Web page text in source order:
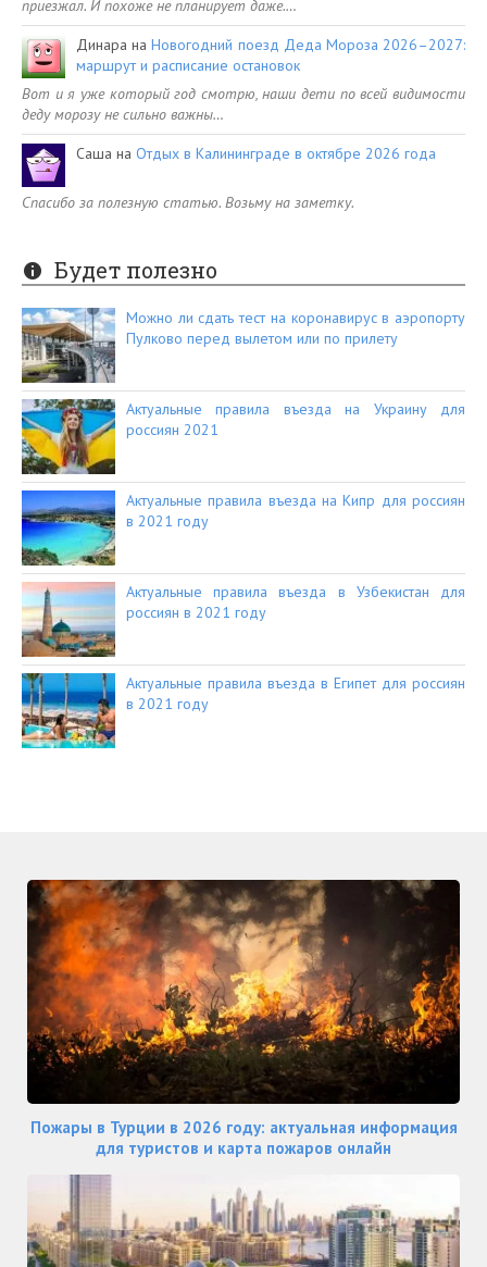
приезжал. И похоже не планирует даже.…
Динара наНовогодний поезд Деда Мороза 2026–2027:
маршрут и расписание остановок
Вот и я уже который год смотрю, наши дети по всей видимости
деду морозу не сильно важны…
Саша на Отдых в Калининграде в октябре 2026 года
Спасибо за полезную статью. Возьму на заметку.
Будет полезно
Можно ли сдать тест на коронавирус в аэропорту
Пулково перед вылетом или по прилету
Актуальные правила въезда на Украину для
россиян 2021
Актуальные правила въезда на Кипр для россиян
в 2021 году
Актуальные правила въезда в Узбекистан для
россиян в 2021 году
Актуальные правила въезда в Египет для россиян
в 2021 году
Пожары в Турции в 2026 году: актуальная информация
для туристов и карта пожаров онлайн